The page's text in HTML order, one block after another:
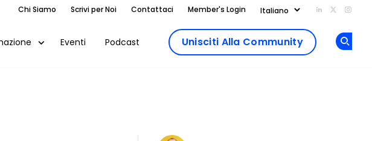
Chi Siamo Scrivi per Noi Contattaci Member's Login Add us on
Follow
Eventi Podcast Unisciti Alla Community